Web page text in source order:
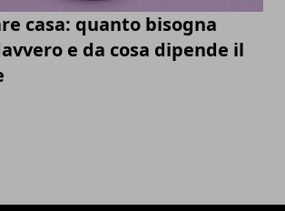
casa: quanto bisogna
e da cosa dipende il